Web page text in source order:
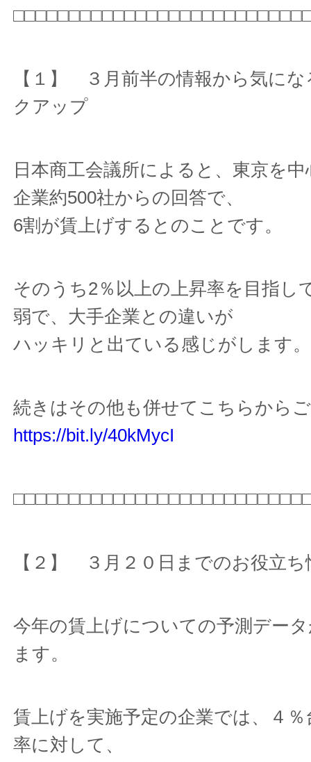
【１】 ３月前半の情報から気に
クアップ
日本商工会議所によると、東京を
企業約500社からの回答で、
6割が賃上げするとのことです。
そのうち2％以上の上昇率を目指し
弱で、大手企業との違いが
ハッキリと出ている感じがします。
続きはその他も併せてこちらから
https://bit.ly/40kMycI
【２】 ３月２０日までのお役立ち
今年の賃上げについての予測デー
ます。
賃上げを実施予定の企業では、４
率に対して、